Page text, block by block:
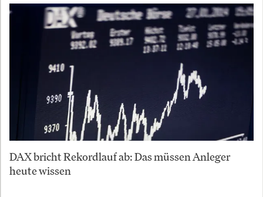
DAX bricht Rekordlauf ab: Das müssen Anleger
heute wissen